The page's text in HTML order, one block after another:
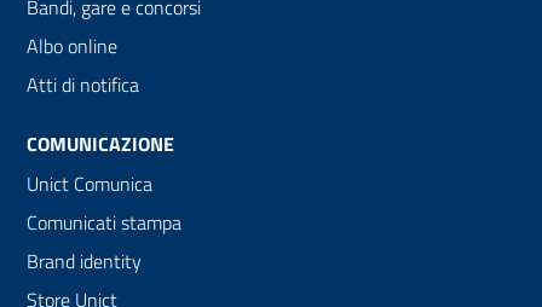
Bandi, gare e concorsi
Albo online
Atti di notifica
COMUNICAZIONE
Unict Comunica
Comunicati stampa
Brand identity
Store Unict